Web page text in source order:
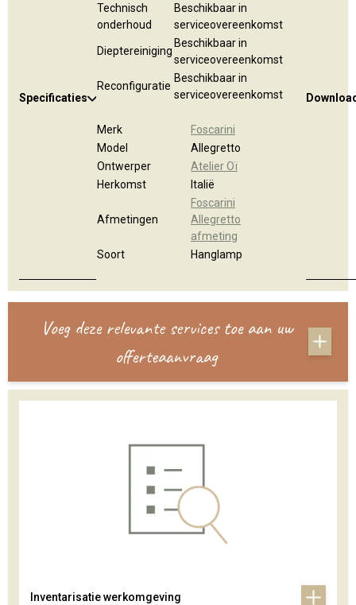
Specificaties
Technisch
onderhoud
Beschikbaar in
serviceovereenkomst
Dieptereiniging
Beschikbaar in
serviceovereenkomst
Reconfiguratie
Beschikbaar in
serviceovereenkomst
Merk
Foscarini
Model
Allegretto
Ontwerper
Atelier Oï
Herkomst
Italië
Afmetingen
Foscarini
Allegretto
afmeting
Soort
Hanglamp
Voeg deze relevante services toe aan uw
offerteaanvraag
Inventarisatie werkomgeving